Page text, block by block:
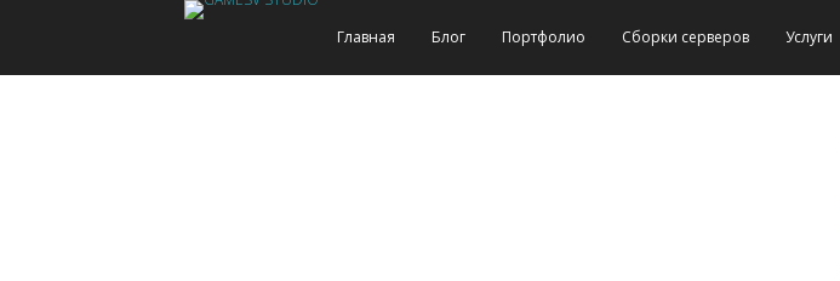
Главная Блог Портфолио Сборки серверов Услуги